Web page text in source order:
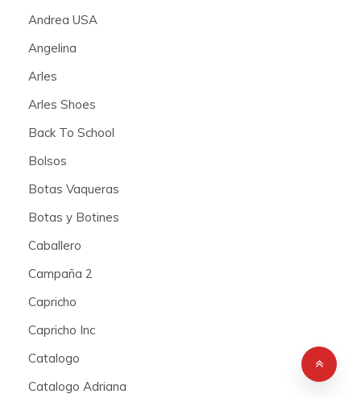
Andrea USA
Angelina
Arles
Arles Shoes
Back To School
Bolsos
Botas Vaqueras
Botas y Botines
Caballero
Campaña 2
Capricho
Capricho Inc
Catalogo
Catalogo Adriana